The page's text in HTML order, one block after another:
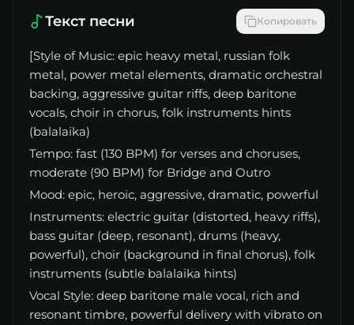
Текст песни Копировать
[Style of Music: epic heavy metal, russian folk
metal, power metal elements, dramatic orchestral
backing, aggressive guitar riffs, deep baritone
vocals, choir in chorus, folk instruments hints
(balalaika)
Tempo: fast (130 BPM) for verses and choruses,
moderate (90 BPM) for Bridge and Outro
Mood: epic, heroic, aggressive, dramatic, powerful
Instruments: electric guitar (distorted, heavy riffs),
bass guitar (deep, resonant), drums (heavy,
powerful), choir (background in final chorus), folk
instruments (subtle balalaika hints)
Vocal Style: deep baritone male vocal, rich and
resonant timbre, powerful delivery with vibrato on